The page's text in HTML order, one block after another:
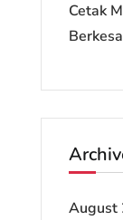
Cetak
August